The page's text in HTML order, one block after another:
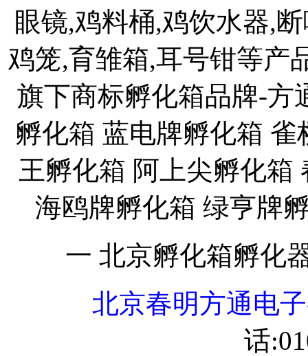
眼镜,鸡料桶,鸡饮水器,
鸡笼,育雏箱,耳号钳等产
旗下商标孵化箱品牌-方
孵化箱 蓝电牌孵化箱
王孵化箱 阿上尖孵化箱
海鸥牌孵化箱 绿亨牌
一 北京孵化箱孵化
北京春明方通电
话